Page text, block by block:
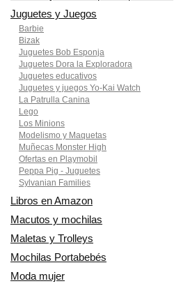
Juguetes y Juegos
Barbie
Bizak
Juguetes Bob Esponja
Juguetes Dora la Exploradora
Juguetes educativos
Juguetes y juegos Yo-Kai Watch
La Patrulla Canina
Lego
Los Minions
Modelismo y Maquetas
Muñecas Monster High
Ofertas en Playmobil
Peppa Pig - Juguetes
Sylvanian Families
Libros en Amazon
Macutos y mochilas
Maletas y Trolleys
Mochilas Portabebés
Moda mujer